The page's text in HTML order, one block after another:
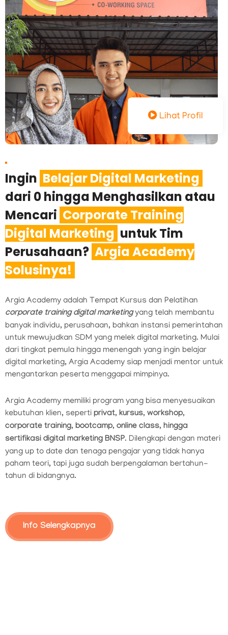
Lihat Profil
Ingin Belajar Digital Marketing
dari 0 hingga Menghasilkan atau
Mencari Corporate Training
Digital Marketing untuk Tim
Perusahaan? Argia Academy
Solusinya!
Argia Academy adalah Tempat Kursus dan Pelatihan
corporate training digital marketing yang telah membantu
banyak individu, perusahaan, bahkan instansi pemerintahan
untuk mewujudkan SDM yang melek digital marketing. Mulai
dari tingkat pemula hingga menengah yang ingin belajar
digital marketing, Argia Academy siap menjadi mentor untuk
mengantarkan peserta menggapai mimpinya.
Argia Academy memiliki program yang bisa menyesuaikan
kebutuhan klien, seperti privat, kursus, workshop,
corporate training, bootcamp, online class, hingga
sertifikasi digital marketing BNSP. Dilengkapi dengan materi
yang up to date dan tenaga pengajar yang tidak hanya
paham teori, tapi juga sudah berpengalaman bertahun-
tahun di bidangnya.
Info Selengkapnya